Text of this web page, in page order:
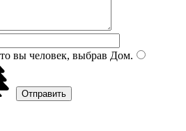
вы человек, выбрав Дом.